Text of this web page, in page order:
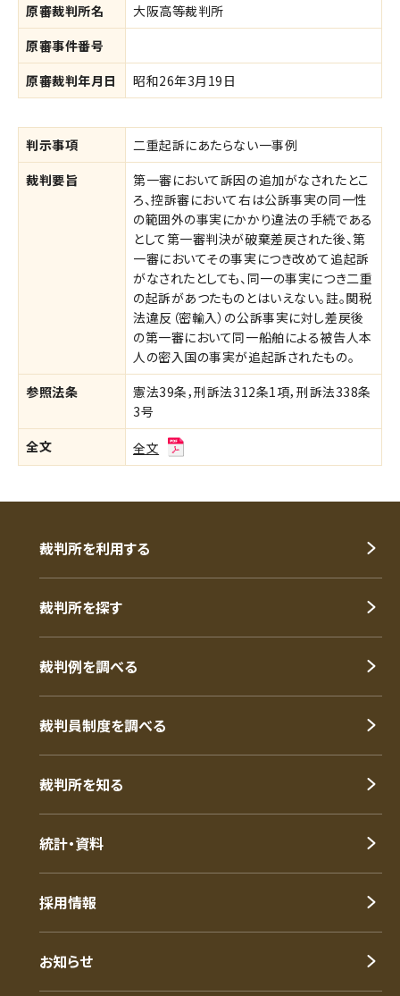
原審裁判所名
大阪高等裁判所
原審事件番号
原審裁判年月日
昭和26年3月19日
判示事項
二重起訴にあたらない一事例
裁判要旨
第一審において訴因の追加がなされたとこ
ろ、控訴審において右は公訴事実の同一性
の範囲外の事実にかかり違法の手続である
として第一審判決が破棄差戻された後、第
一審においてその事実につき改めて追起訴
がなされたとしても、同一の事実につき二重
の起訴があつたものとはいえない。註。関税
法違反（密輸入）の公訴事実に対し差戻後
の第一審において同一船舶による被告人本
人の密入国の事実が追起訴されたもの。
参照法条
憲法39条，刑訴法312条1項，刑訴法338条
3号
全文
全文
裁判所を利用する
裁判所を探す
裁判例を調べる
裁判員制度を調べる
裁判所を知る
統計・資料
採用情報
お知らせ